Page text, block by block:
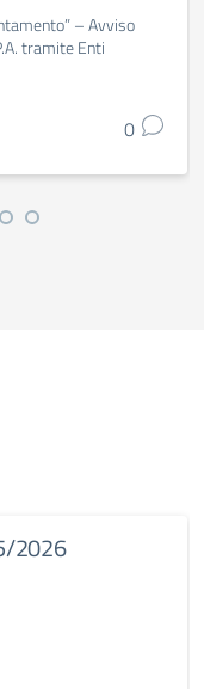
– Avviso
tramite Enti
0
2026